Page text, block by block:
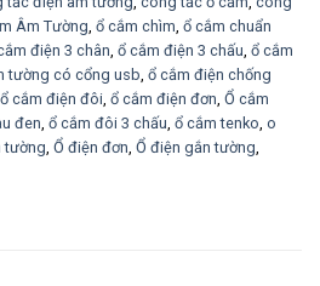
Âm Tường ổ cắm chìm ổ cắm chuẩn
điện 3 chân ổ cắm điện 3 chấu ổ cắm
tường có cổng usb ổ cắm điện chống
ổ cắm điện đôi ổ cắm điện đơn Ổ cắm
đen ổ cắm đôi 3 chấu ổ cắm tenko o
tường Ổ điện đơn Ổ điện gắn tường